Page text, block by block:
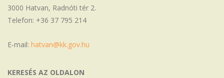
3000 Hatvan, Radnóti tér 2.
Telefon: +36 37 795 214
E-mail: hatvan@kk.gov.hu
KERESÉS AZ OLDALON